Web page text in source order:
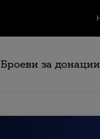
Броеви за донации